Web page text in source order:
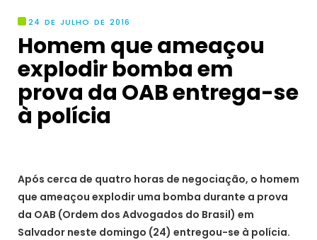
24 DE JULHO DE 2016
Homem que ameaçou
explodir bomba em
prova da OAB entrega-se
à polícia
Após cerca de quatro horas de negociação, o homem
que ameaçou explodir uma bomba durante a prova
da OAB (Ordem dos Advogados do Brasil) em
Salvador neste domingo (24) entregou-se à polícia.